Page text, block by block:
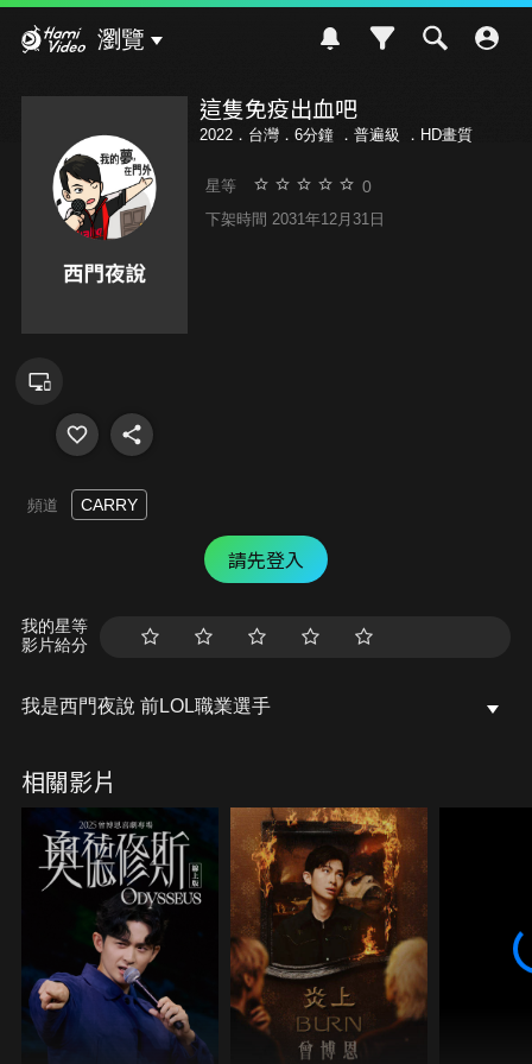
瀏覽
這隻免疫出血吧
2022．台灣．6分鐘 ． 普遍級 ．HD畫質
星等 0
下架時間 2031年12月31日
頻道 CARRY
請先登入
我的星等
影片給分
我是西門夜說 前LOL職業選手
相關影片